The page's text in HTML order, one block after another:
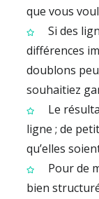
que vous
Si des
différences
doublons
souhaitiez
Le
ligne ; de
qu’elles
Pour de
bien